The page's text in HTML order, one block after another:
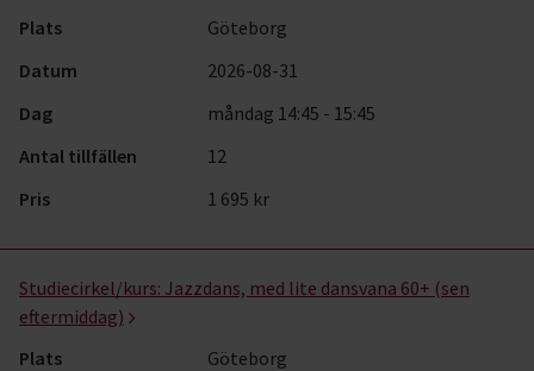
Plats
Göteborg
Datum
2026-08-31
Dag
måndag 14:45 - 15:45
Antal tillfällen
12
Pris
1 695 kr
Studiecirkel/kurs: Jazzdans, med lite dansvana 60+ (sen
eftermiddag)
Plats
Göteborg